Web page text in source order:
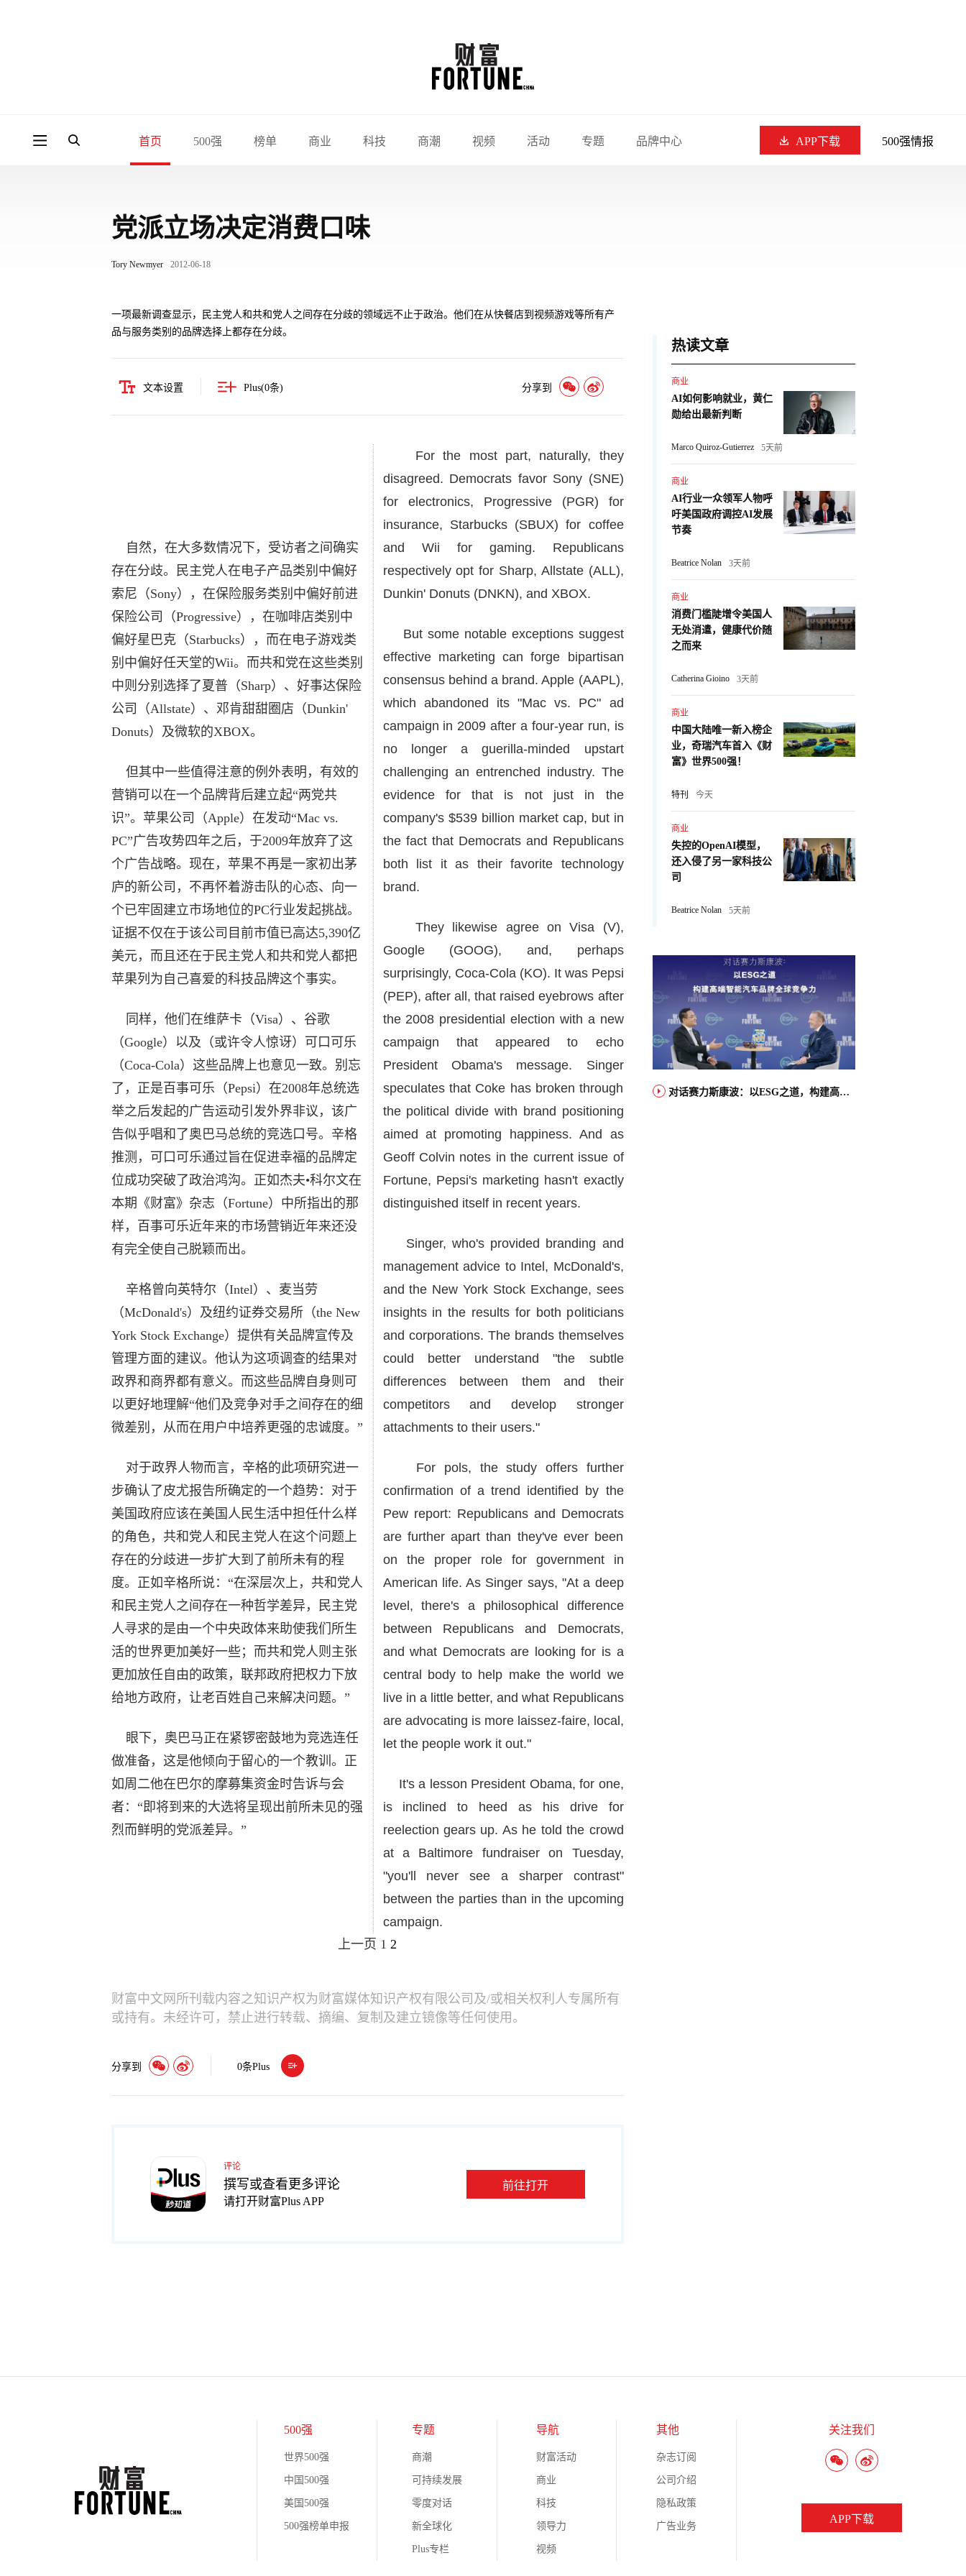
首页 500强 榜单 商业 科技 商潮 视频 活动 专题 品牌中心 APP下载 500强情报
党派立场决定消费口味
Tory Newmyer 2012-06-18
一项最新调查显示，民主党人和共和党人之间存在分歧的领域远不止于政治。他们在从快餐店到视频游戏等所有产
品与服务类别的品牌选择上都存在分歧。
文本设置 Plus(0条) 分享到
自然，在大多数情况下，受访者之间确实
存在分歧。民主党人在电子产品类别中偏好
索尼（Sony），在保险服务类别中偏好前进
保险公司（Progressive），在咖啡店类别中
偏好星巴克（Starbucks），而在电子游戏类
别中偏好任天堂的Wii。而共和党在这些类别
中则分别选择了夏普（Sharp）、好事达保险
公司（Allstate）、邓肯甜甜圈店（Dunkin'
Donuts）及微软的XBOX。
但其中一些值得注意的例外表明，有效的
营销可以在一个品牌背后建立起“两党共
识”。苹果公司（Apple）在发动“Mac vs.
PC”广告攻势四年之后，于2009年放弃了这
个广告战略。现在，苹果不再是一家初出茅
庐的新公司，不再怀着游击队的心态、向一
个已牢固建立市场地位的PC行业发起挑战。
证据不仅在于该公司目前市值已高达5,390亿
美元，而且还在于民主党人和共和党人都把
苹果列为自己喜爱的科技品牌这个事实。
同样，他们在维萨卡（Visa）、谷歌
（Google）以及（或许令人惊讶）可口可乐
（Coca-Cola）这些品牌上也意见一致。别忘
了，正是百事可乐（Pepsi）在2008年总统选
举之后发起的广告运动引发外界非议，该广
告似乎唱和了奥巴马总统的竞选口号。辛格
推测，可口可乐通过旨在促进幸福的品牌定
位成功突破了政治鸿沟。正如杰夫•科尔文在
本期《财富》杂志（Fortune）中所指出的那
样，百事可乐近年来的市场营销近年来还没
有完全使自己脱颖而出。
辛格曾向英特尔（Intel）、麦当劳
（McDonald's）及纽约证券交易所（the New
York Stock Exchange）提供有关品牌宣传及
管理方面的建议。他认为这项调查的结果对
政界和商界都有意义。而这些品牌自身则可
以更好地理解“他们及竞争对手之间存在的细
微差别，从而在用户中培养更强的忠诚度。”
对于政界人物而言，辛格的此项研究进一
步确认了皮尤报告所确定的一个趋势：对于
美国政府应该在美国人民生活中担任什么样
的角色，共和党人和民主党人在这个问题上
存在的分歧进一步扩大到了前所未有的程
度。正如辛格所说：“在深层次上，共和党人
和民主党人之间存在一种哲学差异，民主党
人寻求的是由一个中央政体来助使我们所生
活的世界更加美好一些；而共和党人则主张
更加放任自由的政策，联邦政府把权力下放
给地方政府，让老百姓自己来解决问题。”
眼下，奥巴马正在紧锣密鼓地为竞选连任
做准备，这是他倾向于留心的一个教训。正
如周二他在巴尔的摩募集资金时告诉与会
者：“即将到来的大选将呈现出前所未见的强
烈而鲜明的党派差异。”
For the most part, naturally, they
disagreed. Democrats favor Sony (SNE)
for electronics, Progressive (PGR) for
insurance, Starbucks (SBUX) for coffee
and Wii for gaming. Republicans
respectively opt for Sharp, Allstate (ALL),
Dunkin' Donuts (DNKN), and XBOX.
But some notable exceptions suggest
effective marketing can forge bipartisan
consensus behind a brand. Apple (AAPL),
which abandoned its "Mac vs. PC" ad
campaign in 2009 after a four-year run, is
no longer a guerilla-minded upstart
challenging an entrenched industry. The
evidence for that is not just in the
company's $539 billion market cap, but in
the fact that Democrats and Republicans
both list it as their favorite technology
brand.
They likewise agree on Visa (V),
Google (GOOG), and, perhaps
surprisingly, Coca-Cola (KO). It was Pepsi
(PEP), after all, that raised eyebrows after
the 2008 presidential election with a new
campaign that appeared to echo
President Obama's message. Singer
speculates that Coke has broken through
the political divide with brand positioning
aimed at promoting happiness. And as
Geoff Colvin notes in the current issue of
Fortune, Pepsi's marketing hasn't exactly
distinguished itself in recent years.
Singer, who's provided branding and
management advice to Intel, McDonald's,
and the New York Stock Exchange, sees
insights in the results for both politicians
and corporations. The brands themselves
could better understand "the subtle
differences between them and their
competitors and develop stronger
attachments to their users."
For pols, the study offers further
confirmation of a trend identified by the
Pew report: Republicans and Democrats
are further apart than they've ever been
on the proper role for government in
American life. As Singer says, "At a deep
level, there's a philosophical difference
between Republicans and Democrats,
and what Democrats are looking for is a
central body to help make the world we
live in a little better, and what Republicans
are advocating is more laissez-faire, local,
let the people work it out."
It's a lesson President Obama, for one,
is inclined to heed as his drive for
reelection gears up. As he told the crowd
at a Baltimore fundraiser on Tuesday,
"you'll never see a sharper contrast"
between the parties than in the upcoming
campaign.
上一页 1 2
财富中文网所刊载内容之知识产权为财富媒体知识产权有限公司及/或相关权利人专属所有
或持有。未经许可，禁止进行转载、摘编、复制及建立镜像等任何使用。
分享到 0条Plus
评论
撰写或查看更多评论
请打开财富Plus APP
前往打开
热读文章
商业
AI如何影响就业，黄仁
勋给出最新判断
Marco Quiroz-Gutierrez 5天前
商业
AI行业一众领军人物呼
吁美国政府调控AI发展
节奏
Beatrice Nolan 3天前
商业
消费门槛陡增令美国人
无处消遣，健康代价随
之而来
Catherina Gioino 3天前
商业
中国大陆唯一新入榜企
业，奇瑞汽车首入《财
富》世界500强！
特刊 今天
商业
失控的OpenAI模型，
还入侵了另一家科技公
司
Beatrice Nolan 5天前
对话赛力斯康波：以ESG之道，构建高端智能汽车品牌全球竞争力
500强
世界500强
中国500强
美国500强
500强榜单申报
专题
商潮
可持续发展
零度对话
新全球化
Plus专栏
导航
财富活动
商业
科技
领导力
视频
其他
杂志订阅
公司介绍
隐私政策
广告业务
关注我们
APP下载